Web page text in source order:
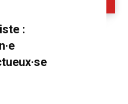
: